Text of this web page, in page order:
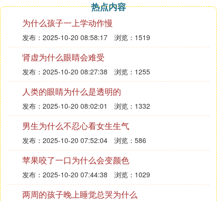
⑹ dnf刷深渊有规律吗
深渊到底刷哪好 理性分析时空裂缝和时间广场，深
渊到底刷哪里好?今天我们就来下分析下时空裂缝和
普通魔界深渊吧。
首先呢，不管是时空裂缝光头广场还是魔界裂隙都是
可以让人毕业的，一切都取决于你的脸，但我们依然
能感受到具体的爆率。
魔界裂缝曾经是一个神奇的地方，但很遗憾的是爆率
被砍不说，还被极大的限制了次数，一天三次，基本
一个星期能闪一下就不错了，只能做为一个添头，所
以不予讨论。
官 方公布的爆率为普通深渊6%
时空裂缝10%
根据我这么久的深渊历程来看，这个爆率是非常符合
实际情况的。
热点内容
为什么孩子一上学动作慢
发布：2025-10-20 08:58:17 浏览：1519
肾虚为什么眼睛会难受
发布：2025-10-20 08:27:38 浏览：1255
人类的眼睛为什么是透明的
发布：2025-10-20 08:02:01 浏览：1332
男生为什么不忍心看女生生气
发布：2025-10-20 07:52:04 浏览：586
苹果咬了一口为什么会变颜色
发布：2025-10-20 07:44:38 浏览：1029
两周的孩子晚上睡觉总哭为什么